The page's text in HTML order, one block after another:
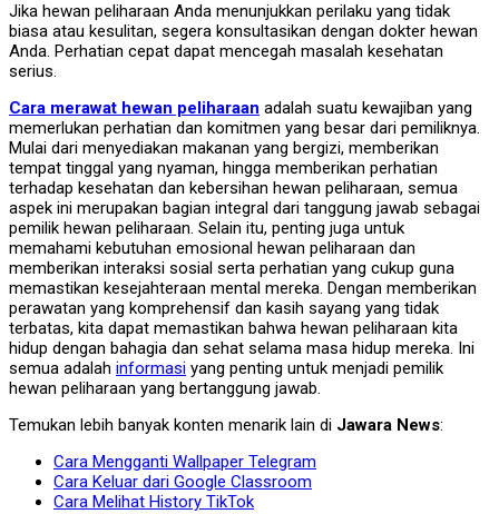
Jika hewan peliharaan Anda menunjukkan perilaku yang tidak
biasa atau kesulitan, segera konsultasikan dengan dokter hewan
Anda. Perhatian cepat dapat mencegah masalah kesehatan
serius.
Cara merawat hewan peliharaan adalah suatu kewajiban yang
memerlukan perhatian dan komitmen yang besar dari pemiliknya.
Mulai dari menyediakan makanan yang bergizi, memberikan
tempat tinggal yang nyaman, hingga memberikan perhatian
terhadap kesehatan dan kebersihan hewan peliharaan, semua
aspek ini merupakan bagian integral dari tanggung jawab sebagai
pemilik hewan peliharaan. Selain itu, penting juga untuk
memahami kebutuhan emosional hewan peliharaan dan
memberikan interaksi sosial serta perhatian yang cukup guna
memastikan kesejahteraan mental mereka. Dengan memberikan
perawatan yang komprehensif dan kasih sayang yang tidak
terbatas, kita dapat memastikan bahwa hewan peliharaan kita
hidup dengan bahagia dan sehat selama masa hidup mereka. Ini
semua adalah informasi yang penting untuk menjadi pemilik
hewan peliharaan yang bertanggung jawab.
Temukan lebih banyak konten menarik lain di Jawara News:
Cara Mengganti Wallpaper Telegram
Cara Keluar dari Google Classroom
Cara Melihat History TikTok